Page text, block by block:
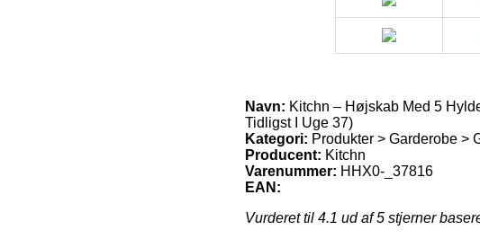
Navn: Kitchn – Højskab Med 5
Tidligst I Uge 37)
Kategori: Produkter > Garderobe >
Producent: Kitchn
Varenummer: HHX0-_37816
EAN:
Vurderet til 4.1 ud af 5 stjerner